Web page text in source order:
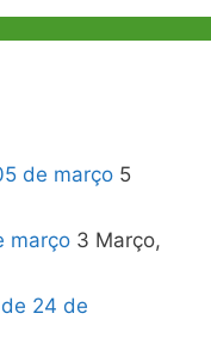
de março 5
março 3 Março,
24 de